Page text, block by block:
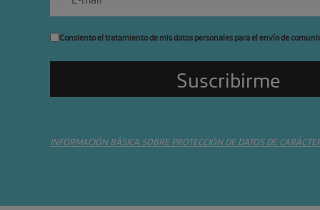
Consiento el tratamiento de mis datos personales para el envío de
INFORMACIÓN BÁSICA SOBRE PROTECCIÓN DE DATOS DE